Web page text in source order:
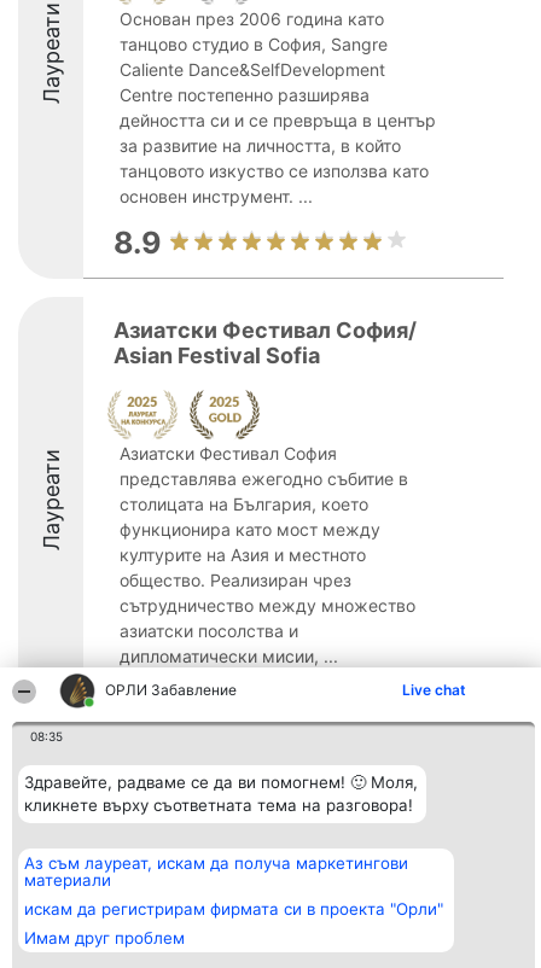
ОРЛИ Забавление Live chat
08:35
Здравейте, радваме се да ви помогнем! 🙂 Моля,
кликнете върху съответната тема на разговора!
Аз съм лауреат, искам да получа маркетингови
материали
искам да регистрирам фирмата си в проекта "Орли"
Имам друг проблем
Лауреати
Основан през 2006 година като
танцово студио в София, Sangre
Caliente Dance&SelfDevelopment
Centre постепенно разширява
дейността си и се превръща в център
за развитие на личността, в който
танцовото изкуство се използва като
основен инструмент. ...
8.9
Лауреати
Азиатски Фестивал София/
Asian Festival Sofia
Азиатски Фестивал София
представлява ежегодно събитие в
столицата на България, което
функционира като мост между
културите на Азия и местното
общество. Реализиран чрез
сътрудничество между множество
азиатски посолства и
дипломатически мисии, ...
9.4
Организатор на
класиране
Beautiful Company S.R.L.
Sus Nr. 2, Bl. A30, Sc. A, Et.
4, Ap. 13
București 53-238
CUI 36737675
Класация
Победители
Списък на
победители
Правила
Политика за
Контакти
Контакти